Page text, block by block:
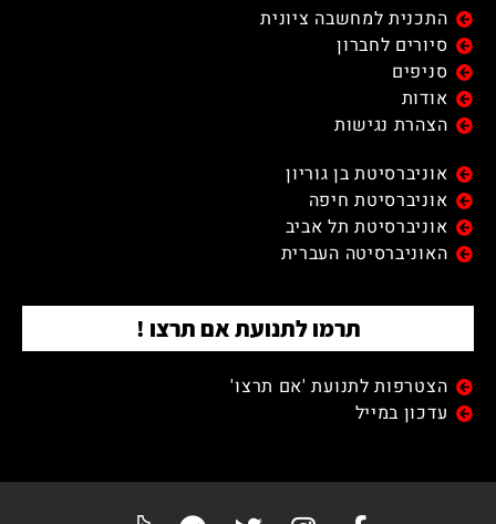
התכנית למחשבה ציונית
סיורים לחברון
סניפים
אודות
הצהרת נגישות
אוניברסיטת בן גוריון
אוניברסיטת חיפה
אוניברסיטת תל אביב
האוניברסיטה העברית
תרמו לתנועת אם תרצו !
הצטרפות לתנועת 'אם תרצו'
עדכון במייל